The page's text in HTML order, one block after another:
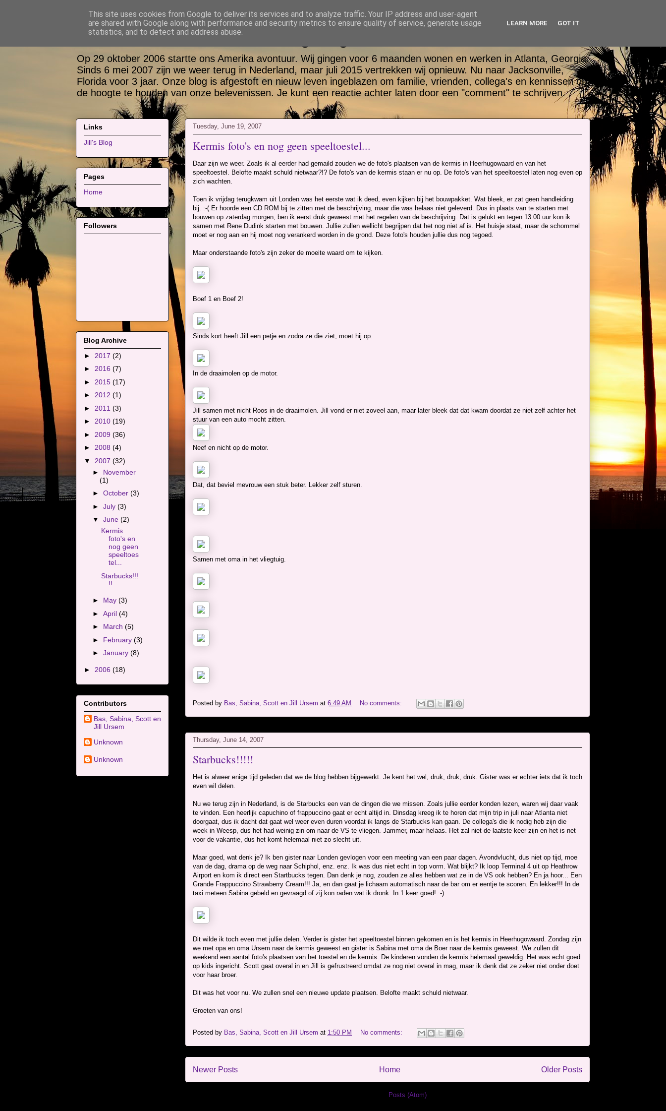
Bas, Sabina, Scott en Jill go again USA
Op 29 oktober 2006 startte ons Amerika avontuur. Wij gingen voor 6 maanden wonen en werken in Atlanta, Georgia.
Sinds 6 mei 2007 zijn we weer terug in Nederland, maar juli 2015 vertrekken wij opnieuw. Nu naar Jacksonville,
Florida voor 3 jaar. Onze blog is afgestoft en nieuw leven ingeblazen om familie, vrienden, collega's en kennissen op
de hoogte te houden van onze belevenissen. Je kunt een reactie achter laten door een "comment" te schrijven.
Tuesday, June 19, 2007
Kermis foto's en nog geen speeltoestel...
Daar zijn we weer. Zoals ik al eerder had gemaild zouden we de foto's plaatsen van de kermis in Heerhugowaard en van het
speeltoestel. Belofte maakt schuld nietwaar?!? De foto's van de kermis staan er nu op. De foto's van het speeltoestel laten nog even op
zich wachten.
Toen ik vrijdag terugkwam uit Londen was het eerste wat ik deed, even kijken bij het bouwpakket. Wat bleek, er zat geen handleiding
bij. :-( Er hoorde een CD ROM bij te zitten met de beschrijving, maar die was helaas niet geleverd. Dus in plaats van te starten met
bouwen op zaterdag morgen, ben ik eerst druk geweest met het regelen van de beschrijving. Dat is gelukt en tegen 13:00 uur kon ik
samen met Rene Dudink starten met bouwen. Jullie zullen wellicht begrijpen dat het nog niet af is. Het huisje staat, maar de schommel
moet er nog aan en hij moet nog verankerd worden in de grond. Deze foto's houden jullie dus nog tegoed.
Maar onderstaande foto's zijn zeker de moeite waard om te kijken.
Boef 1 en Boef 2!
Sinds kort heeft Jill een petje en zodra ze die ziet, moet hij op.
In de draaimolen op de motor.
Jill samen met nicht Roos in de draaimolen. Jill vond er niet zoveel aan, maar later bleek dat dat kwam doordat ze niet zelf achter het
stuur van een auto mocht zitten.
Neef en nicht op de motor.
Dat, dat beviel mevrouw een stuk beter. Lekker zelf sturen.
Samen met oma in het vliegtuig.
Posted by Bas, Sabina, Scott en Jill Ursem at 6:49 AM No comments:
Thursday, June 14, 2007
Starbucks!!!!!
Het is alweer enige tijd geleden dat we de blog hebben bijgewerkt. Je kent het wel, druk, druk, druk. Gister was er echter iets dat ik toch
even wil delen.
Nu we terug zijn in Nederland, is de Starbucks een van de dingen die we missen. Zoals jullie eerder konden lezen, waren wij daar vaak
te vinden. Een heerlijk capuchino of frappuccino gaat er echt altijd in. Dinsdag kreeg ik te horen dat mijn trip in juli naar Atlanta niet
doorgaat, dus ik dacht dat gaat wel weer even duren voordat ik langs de Starbucks kan gaan. De collega's die ik nodig heb zijn die
week in Weesp, dus het had weinig zin om naar de VS te vliegen. Jammer, maar helaas. Het zal niet de laatste keer zijn en het is net
voor de vakantie, dus het komt helemaal niet zo slecht uit.
Maar goed, wat denk je? Ik ben gister naar Londen gevlogen voor een meeting van een paar dagen. Avondvlucht, dus niet op tijd, moe
van de dag, drama op de weg naar Schiphol, enz. enz. Ik was dus niet echt in top vorm. Wat blijkt? Ik loop Terminal 4 uit op Heathrow
Airport en kom ik direct een Startbucks tegen. Dan denk je nog, zouden ze alles hebben wat ze in de VS ook hebben? En ja hoor... Een
Grande Frappuccino Strawberry Cream!!! Ja, en dan gaat je lichaam automatisch naar de bar om er eentje te scoren. En lekker!!! In de
taxi meteen Sabina gebeld en gevraagd of zij kon raden wat ik dronk. In 1 keer goed! :-)
Dit wilde ik toch even met jullie delen. Verder is gister het speeltoestel binnen gekomen en is het kermis in Heerhugowaard. Zondag zijn
we met opa en oma Ursem naar de kermis geweest en gister is Sabina met oma de Boer naar de kermis geweest. We zullen dit
weekend een aantal foto's plaatsen van het toestel en de kermis. De kinderen vonden de kermis helemaal geweldig. Het was echt goed
op kids ingericht. Scott gaat overal in en Jill is gefrustreerd omdat ze nog niet overal in mag, maar ik denk dat ze zeker niet onder doet
voor haar broer.
Dit was het voor nu. We zullen snel een nieuwe update plaatsen. Belofte maakt schuld nietwaar.
Groeten van ons!
Posted by Bas, Sabina, Scott en Jill Ursem at 1:50 PM No comments:
Newer Posts Older Posts
Home
Posts (Atom)
Links
Jill's Blog
Pages
Home
Followers
Blog Archive
► 2017 (2)
► 2016 (7)
► 2015 (17)
► 2012 (1)
► 2011 (3)
► 2010 (19)
► 2009 (36)
► 2008 (4)
▼ 2007 (32)
► November
(1)
► October (3)
► July (3)
▼ June (2)
Kermis
foto's en
nog geen
speeltoes
tel...
Starbucks!!!
!!
► May (3)
► April (4)
► March (5)
► February (3)
► January (8)
► 2006 (18)
Contributors
Bas, Sabina, Scott en
Jill Ursem
Unknown
Unknown
This site uses cookies from Google to deliver its services and to analyze traffic. Your IP address and user-agent
are shared with Google along with performance and security metrics to ensure quality of service, generate usage
statistics, and to detect and address abuse.
LEARN MORE GOT IT